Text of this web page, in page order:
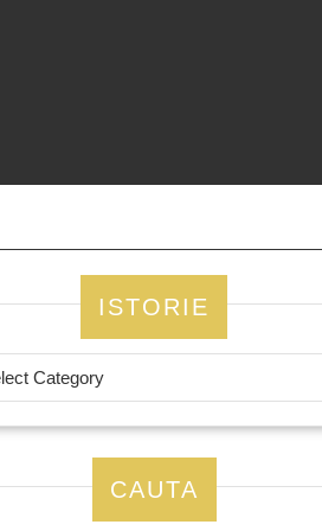
ISTORIE
CAUTA